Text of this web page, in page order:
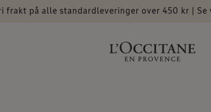
frakt på alle standardleveringer over 450 kr | Se